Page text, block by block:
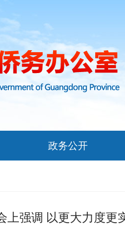
政务公开
上强调 以更大力度